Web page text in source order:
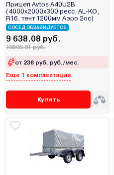
Прицеп Avtos A40U2B
(4000х2000х300 ресс. AL-KO,
R16, тент 1200мм Аэро 2ос)
СОСЕД ОБЗАВИДУЕТСЯ
9 638.08 руб.
10505.51 руб.
от 238 руб. руб./мес.
Еще 1 комплектация
Купить